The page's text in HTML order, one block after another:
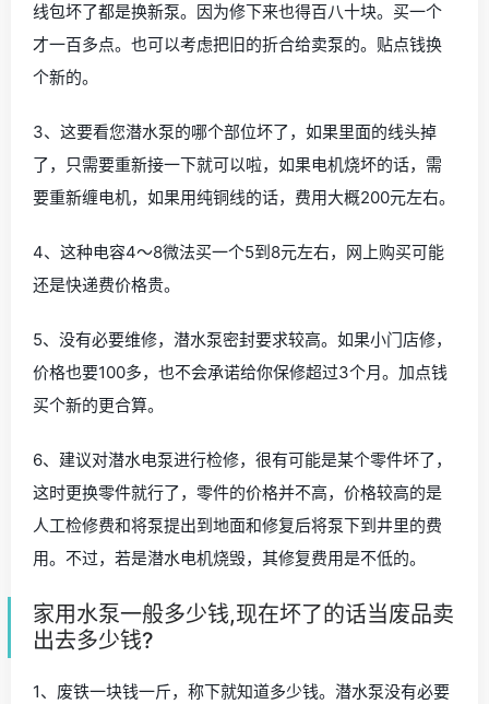
线包坏了都是换新泵。因为修下来也得百八十块。买一个
才一百多点。也可以考虑把旧的折合给卖泵的。贴点钱换
个新的。
3、这要看您潜水泵的哪个部位坏了，如果里面的线头掉
了，只需要重新接一下就可以啦，如果电机烧坏的话，需
要重新缠电机，如果用纯铜线的话，费用大概200元左右。
4、这种电容4～8微法买一个5到8元左右，网上购买可能
还是快递费价格贵。
5、没有必要维修，潜水泵密封要求较高。如果小门店修，
价格也要100多，也不会承诺给你保修超过3个月。加点钱
买个新的更合算。
6、建议对潜水电泵进行检修，很有可能是某个零件坏了，
这时更换零件就行了，零件的价格并不高，价格较高的是
人工检修费和将泵提出到地面和修复后将泵下到井里的费
用。不过，若是潜水电机烧毁，其修复费用是不低的。
家用水泵一般多少钱,现在坏了的话当废品卖
出去多少钱?
1、废铁一块钱一斤，称下就知道多少钱。潜水泵没有必要